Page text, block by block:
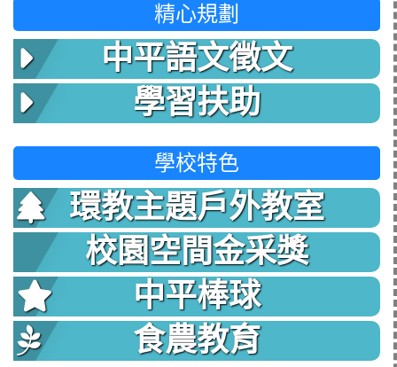
精心規劃
中平語文徵文
學習扶助
學校特色
環教主題戶外教室
校園空間金采獎
中平棒球
食農教育